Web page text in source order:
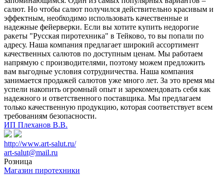
салют. Но чтобы салют получился действительно красивым и
эффектным, необходимо использовать качественные и
надежные фейерверки. Если вы хотите купить недорогие
ракеты "Русская пиротехника" в Тейково, то вы попали по
адресу. Наша компания предлагает широкий ассортимент
качественных салютов по доступным ценам. Мы работаем
напрямую с производителями, поэтому можем предложить
вам выгодные условия сотрудничества. Наша компания
занимается продажей салютов уже много лет. За это время мы
успели накопить огромный опыт и зарекомендовать себя как
надежного и ответственного поставщика. Мы предлагаем
только качественную продукцию, которая соответствует всем
требованиям безопасности.
ИП Плеханов В.В.
http://www.art-salut.ru/
art-salut@mail.ru
Розница
Магазин пиротехники